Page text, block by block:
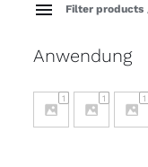
Filter products
Anwendung
1 1 1